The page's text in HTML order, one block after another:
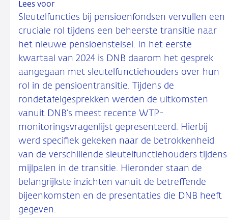
Lees voor
Sleutelfuncties bij pensioenfondsen vervullen een
cruciale rol tijdens een beheerste transitie naar
het nieuwe pensioenstelsel. In het eerste
kwartaal van 2024 is DNB daarom het gesprek
aangegaan met sleutelfunctiehouders over hun
rol in de pensioentransitie. Tijdens de
rondetafelgesprekken werden de uitkomsten
vanuit DNB’s meest recente WTP-
monitoringsvragenlijst gepresenteerd. Hierbij
werd specifiek gekeken naar de betrokkenheid
van de verschillende sleutelfunctiehouders tijdens
mijlpalen in de transitie. Hieronder staan de
belangrijkste inzichten vanuit de betreffende
bijeenkomsten en de presentaties die DNB heeft
gegeven.